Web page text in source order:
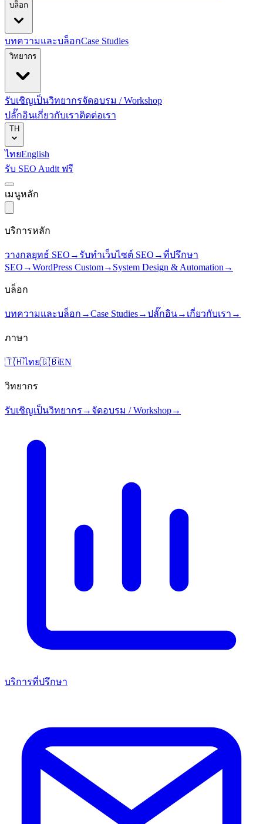
บล็อก
บทความและบล็อกCase Studies
วิทยากร
รับเชิญเป็นวิทยากรจัดอบรม / Workshop
ปลั๊กอินเกี่ยวกับเราติดต่อเรา
TH
ไทยEnglish
รับ SEO Audit ฟรี
เมนูหลัก
บริการหลัก
วางกลยุทธ์ SEO → รับทำเว็บไซต์ SEO →ที่ปรึกษา
SEO →WordPress Custom→ System Design & Automation →
บล็อก
บทความและบล็อก →Case Studies→ปลั๊กอิน→ เกี่ยวกับเรา →
ภาษา
🇹🇭ไทย🇬🇧EN
วิทยากร
รับเชิญเป็นวิทยากร → จัดอบรม / Workshop→
บริการที่ปรึกษา